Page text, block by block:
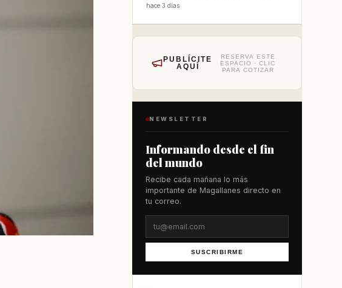
hace 3 días
PUBLÍCITE
AQUÍ
RESERVA ESTE
ESPACIO · CLIC
PARA COTIZAR
NEWSLETTER
Informando desde el fin
del mundo
Recibe cada mañana lo más
importante de Magallanes directo en
tu correo.
SUSCRIBIRME